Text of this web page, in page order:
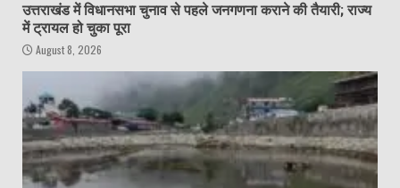
उत्तराखंड में विधानसभा चुनाव से पहले जनगणना कराने की तैयारी; राज्य
में ट्रायल हो चुका पूरा
August 8, 2026